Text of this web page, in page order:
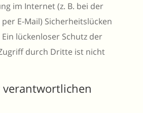
im Internet (z. B. bei der
E-Mail) Sicherheitslücken
lückenloser Schutz der
durch Dritte ist nicht
verantwortlichen